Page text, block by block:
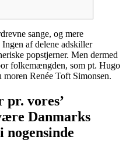
sange, og mere
af delene adskiller
popstjerner. Men dermed
folkemængden, som pt. Hugo
Renée Toft Simonsen.
pr. vores’
Danmarks
nogensinde